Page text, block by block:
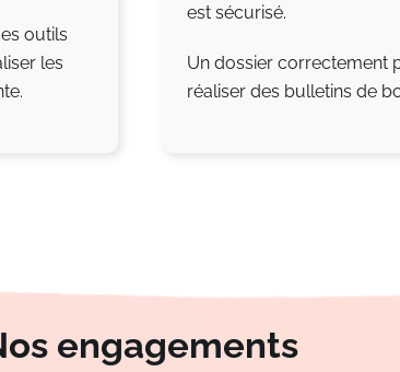
outils
les
est sécurisé.
Un dossier correctement
réaliser des bulletins de
engagements